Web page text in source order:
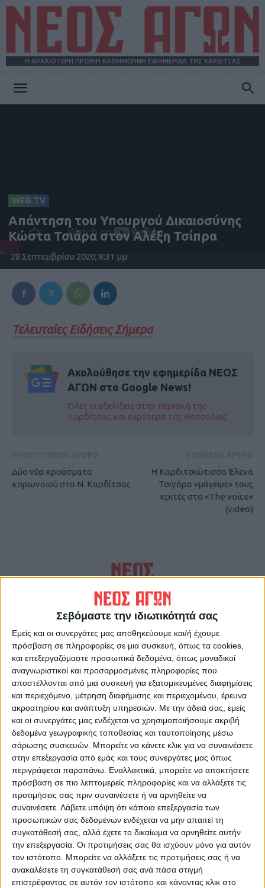
Σεβόμαστε την ιδιωτικότητά σας
Εμείς και οι συνεργάτες μας αποθηκεύουμε και/ή έχουμε
πρόσβαση σε πληροφορίες σε μια συσκευή, όπως τα cookies,
και επεξεργαζόμαστε προσωπικά δεδομένα, όπως μοναδικοί
αναγνωριστικοί και προσαρμοσμένες πληροφορίες που
αποστέλλονται από μια συσκευή για εξατομικευμένες διαφημίσεις
και περιεχόμενο, μέτρηση διαφήμισης και περιεχομένου, έρευνα
ακροατηρίου και ανάπτυξη υπηρεσιών. Με την άδειά σας, εμείς
και οι συνεργάτες μας ενδέχεται να χρησιμοποιήσουμε ακριβή
δεδομένα γεωγραφικής τοποθεσίας και ταυτοποίησης μέσω
σάρωσης συσκευών. Μπορείτε να κάνετε κλικ για να συναινέσετε
στην επεξεργασία από εμάς και τους συνεργάτες μας όπως
περιγράφεται παραπάνω. Εναλλακτικά, μπορείτε να αποκτήσετε
πρόσβαση σε πιο λεπτομερείς πληροφορίες και να αλλάξετε τις
προτιμήσεις σας πριν συναινέσετε ή να αρνηθείτε να
συναινέσετε. Λάβετε υπόψη ότι κάποια επεξεργασία των
προσωπικών σας δεδομένων ενδέχεται να μην απαιτεί τη
συγκατάθεσή σας, αλλά έχετε το δικαίωμα να αρνηθείτε αυτήν
την επεξεργασία. Οι προτιμήσεις σας θα ισχύουν μόνο για αυτόν
τον ιστότοπο. Μπορείτε να αλλάξετε τις προτιμήσεις σας ή να
ανακαλέσετε τη συγκατάθεσή σας ανά πάσα στιγμή
επιστρέφοντας σε αυτόν τον ιστότοπο και κάνοντας κλικ στο
Η ΑΡΧΑΙΟΤΕΡΗ ΠΡΩΪΝΗ ΚΑΘΗΜΕΡΙΝΗ ΕΦΗΜΕΡΙΔΑ ΤΗΣ ΚΑΡΔΙΤΣΑΣ
WEB TV
Απάντηση του Υπουργού Δικαιοσύνης
Κώστα Τσιάρα στον Αλέξη Τσίπρα
28 Σεπτεμβρίου 2020, 8:31 μμ
Τελευταίες Ειδήσεις Σήμερα
Ακολούθησε την εφημερίδα ΝΕΟΣ
ΑΓΩΝ στο Google News!
Όλες οι εξελίξεις στην περιοχή της
Καρδίτσας και ευρύτερα της Θεσσαλίας
Δύο νέα κρούσματα
κορωνοϊού στο Ν. Καρδίτσας
Η Καρδιτσιώτισσα Έλενα
Τσιγάρα «μάγεψε» τους
κριτές στο «Τhe voice»
(video)
https://neosagon.gr
Η Αρχαιότερη Καθημερινή Πρωινή Εφημερίδα της Καρδίτσας
ΠΑΡΟΜΟΙΑ ΑΡΘΡΑ